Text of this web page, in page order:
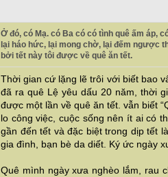
Ở đó, có Mạ. có Ba có có tình quê ấm áp,
lại háo hức, lại mong chờ, lại đếm ngược
bởi tết này tôi được về quê ăn tết.
Thời gian cứ lặng lẽ trôi với biết bao
đã ra quê Lệ yêu dấu 20 năm, thời
được một lần về quê ăn tết. vẫn biết
lo công việc, cuộc sống nên ít ai có
gần đến tết và đặc biệt trong dịp tết
gia đình, bạn bè da diết. Ký ức ngày
Quê mình ngày xưa nghèo lắm, rau